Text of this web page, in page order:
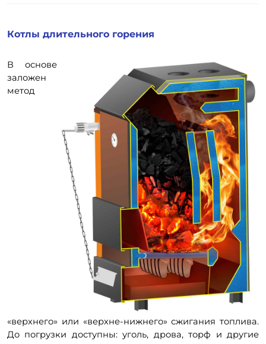
Котлы длительного горения
В основе
заложен
метод
«верхнего» или «верхне-нижнего» сжигания топлива.
До погрузки доступны: уголь, дрова, торф и другие